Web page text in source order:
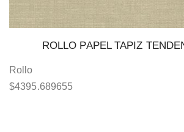
ROLLO PAPEL TAPIZ
Rollo
$4395.689655